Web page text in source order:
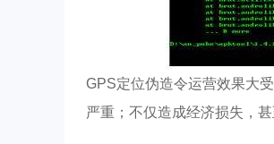
GPS定位伪造令运营效果大
严重；不仅造成经济损失，